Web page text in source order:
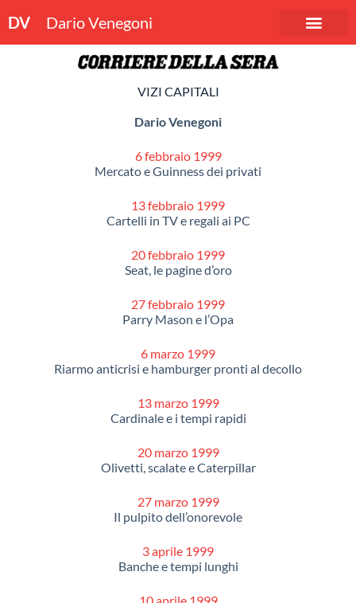
DV Dario Venegoni
VIZI CAPITALI
Dario Venegoni
6 febbraio 1999
Mercato e Guinness dei privati
13 febbraio 1999
Cartelli in TV e regali ai PC
20 febbraio 1999
Seat, le pagine d’oro
27 febbraio 1999
Parry Mason e l’Opa
6 marzo 1999
Riarmo anticrisi e hamburger pronti al decollo
13 marzo 1999
Cardinale e i tempi rapidi
20 marzo 1999
Olivetti, scalate e Caterpillar
27 marzo 1999
Il pulpito dell’onorevole
3 aprile 1999
Banche e tempi lunghi